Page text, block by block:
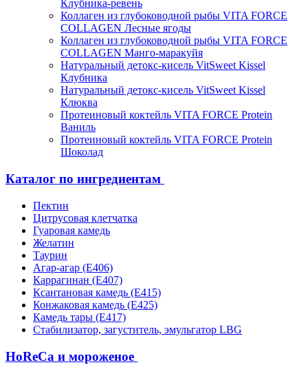
Клубника-ревень
Коллаген из глубоководной рыбы VITA FORCE
COLLAGEN Лесные ягоды
Коллаген из глубоководной рыбы VITA FORCE
COLLAGEN Манго-маракуйя
Натуральный детокс-кисель VitSweet Kissel
Клубника
Натуральный детокс-кисель VitSweet Kissel
Клюква
Протеиновый коктейль VITA FORCE Protein
Ваниль
Протеиновый коктейль VITA FORCE Protein
Шоколад
Каталог по ингредиентам
Пектин
Цитрусовая клетчатка
Гуаровая камедь
Желатин
Таурин
Агар-агар (Е406)
Каррагинан (Е407)
Ксантановая камедь (Е415)
Конжаковая камедь (Е425)
Камедь тары (Е417)
Стабилизатор, загуститель, эмульгатор LBG
HoReCa и мороженое